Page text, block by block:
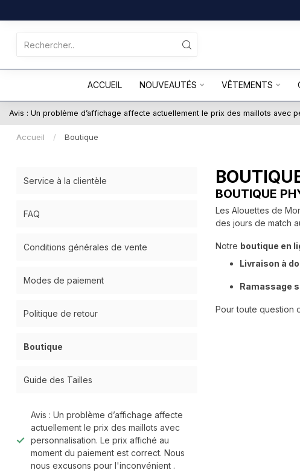
ACCUEIL NOUVEAUTÉS VÊTEMENTS
Avis : Un problème d’affichage affecte actuellement le prix des maillots avec
Accueil / Boutique
Service à la clientèle
FAQ
Conditions générales de vente
Modes de paiement
Politique de retour
Boutique
Guide des Tailles
Avis : Un problème d’affichage affecte
actuellement le prix des maillots avec
personnalisation. Le prix affiché au
moment du paiement est correct. Nous
nous excusons pour l'inconvénient .
BOUTIQUE
Les Alouettes de
des jours de match
Notre boutique en
Livraison à
Ramassage
Pour toute question